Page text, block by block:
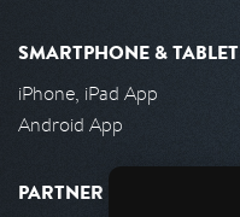
SMARTPHONE & TABLET
iPhone, iPad App
Android App
PARTNER